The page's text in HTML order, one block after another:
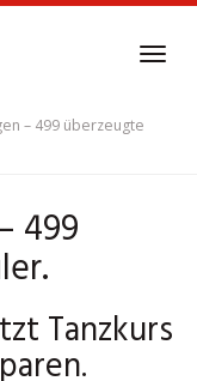
– 499 überzeugte
499
Tanzkurs